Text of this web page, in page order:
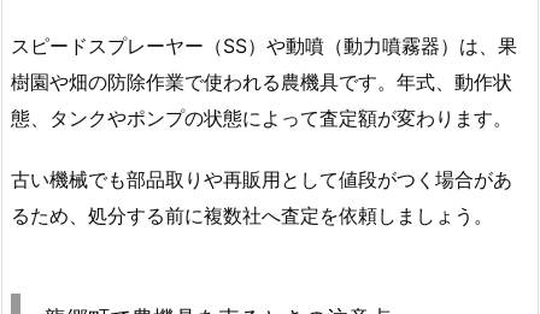
スピードスプレーヤー（SS）や動噴（動力噴霧器）は、果
樹園や畑の防除作業で使われる農機具です。年式、動作状
態、タンクやポンプの状態によって査定額が変わります。
古い機械でも部品取りや再販用として値段がつく場合があ
るため、処分する前に複数社へ査定を依頼しましょう。